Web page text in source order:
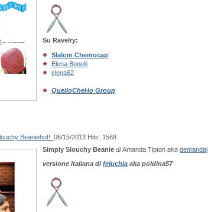
Su Ravelry:
Slalom Chemocap
Elena Bonelli
elena62
QuelloCheHo Group
Beaniehot! 06/15/2013 Hits: 1568
Simply Slouchy Beanie diAmanda Tipton aka demandaj
versione italiana difeluchia aka poldina57